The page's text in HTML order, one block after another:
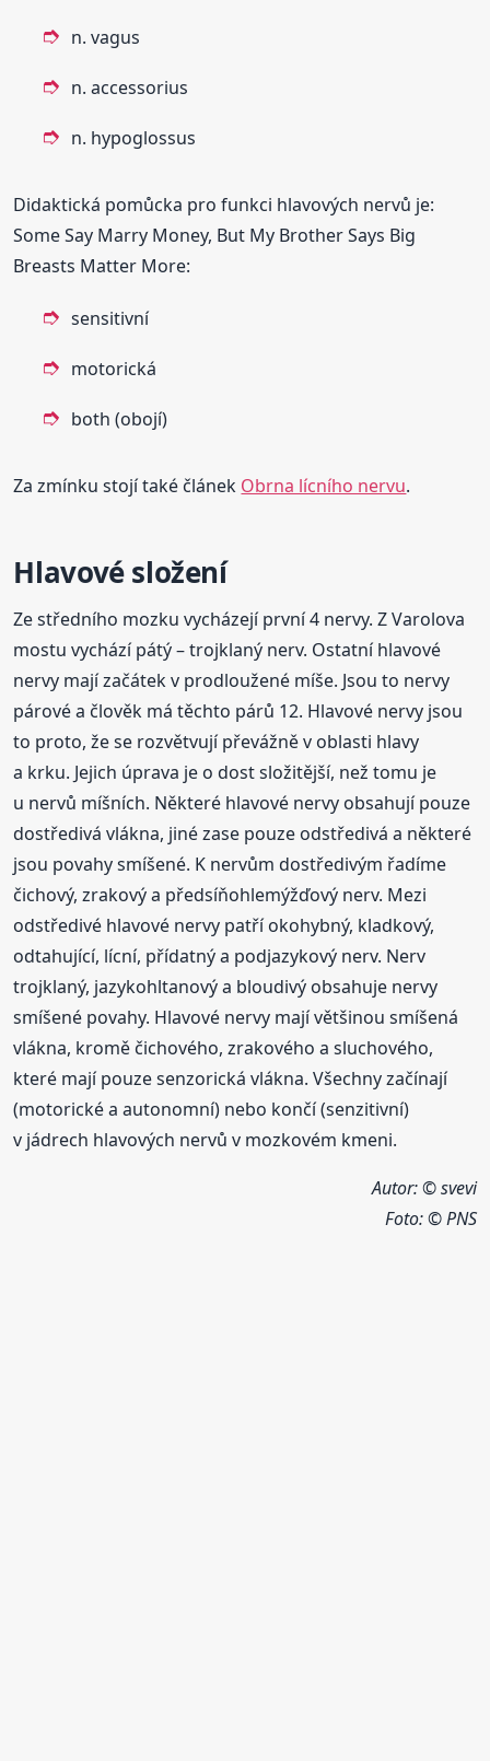
n. vagus
n. accessorius
n. hypoglossus
Didaktická pomůcka pro funkci hlavových nervů je:
Some Say Marry Money, But My Brother Says Big
Breasts Matter More:
sensitivní
motorická
both (obojí)
Za zmínku stojí také článek Obrna lícního nervu.
Hlavové složení
Ze středního mozku vycházejí první 4 nervy. Z Varolova
mostu vychází pátý – trojklaný nerv. Ostatní hlavové
nervy mají začátek v prodloužené míše. Jsou to nervy
párové a člověk má těchto párů 12. Hlavové nervy jsou
to proto, že se rozvětvují převážně v oblasti hlavy
a krku. Jejich úprava je o dost složitější, než tomu je
u nervů míšních. Některé hlavové nervy obsahují pouze
dostředivá vlákna, jiné zase pouze odstředivá a některé
jsou povahy smíšené. K nervům dostředivým řadíme
čichový, zrakový a předsíňohlemýžďový nerv. Mezi
odstředivé hlavové nervy patří okohybný, kladkový,
odtahující, lícní, přídatný a podjazykový nerv. Nerv
trojklaný, jazykohltanový a bloudivý obsahuje nervy
smíšené povahy. Hlavové nervy mají většinou smíšená
vlákna, kromě čichového, zrakového a sluchového,
které mají pouze senzorická vlákna. Všechny začínají
(motorické a autonomní) nebo končí (senzitivní)
v jádrech hlavových nervů v mozkovém kmeni.
Autor: © svevi
Foto:© PNS